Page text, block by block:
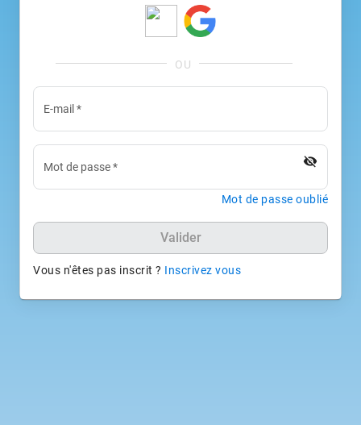
E-mail *
Mot de passe* visibility_off
Mot de passe oublié
Valider
Vous n'êtes pas inscrit ? Inscrivez vous